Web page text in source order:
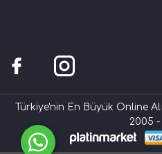
Türkiye'nin En Büyük Online
2005 -